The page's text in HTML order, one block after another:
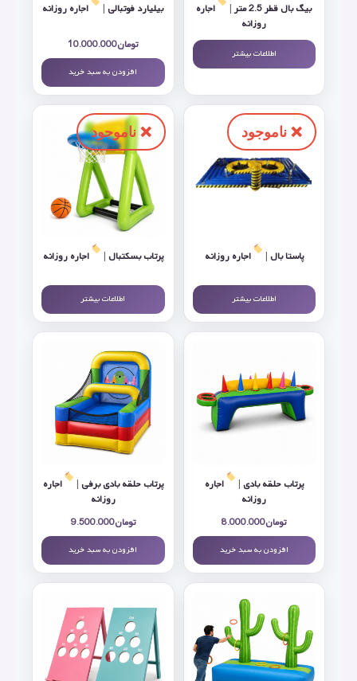
بیگ بال قطر 2.5 متر |
اجاره
روزانه
اطلاعات بیشتر
بیلیارد فوتبالی | اجاره روزانه
تومان10.000.000
افزودن به سبد خرید
پاستا بال | اجاره روزانه
اطلاعات بیشتر
پرتاب بسکتبال | اجاره روزانه
اطلاعات بیشتر
پرتاب حلقه بادی |
اجاره
روزانه
تومان8.000.000
افزودن به سبد خرید
پرتاب حلقه بادی برفي |
اجاره
روزانه
تومان9.500.000
افزودن به سبد خرید